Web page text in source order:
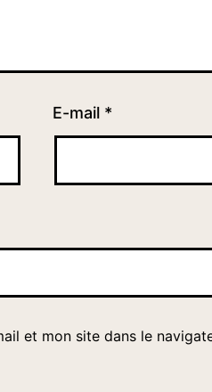
E-mail *
et mon site dans le